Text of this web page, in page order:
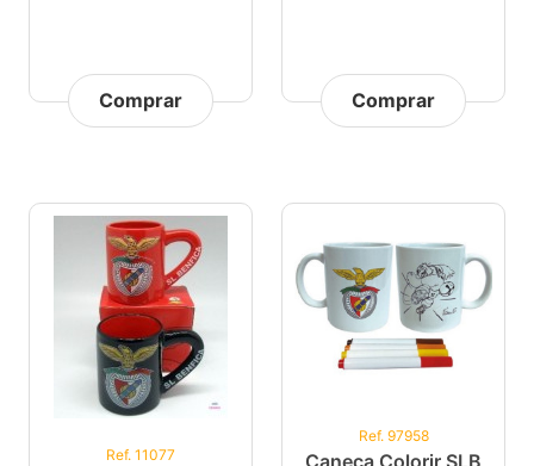
Comprar Comprar
Ref. 11077
Ref. 97958
Caneca Colorir SLB